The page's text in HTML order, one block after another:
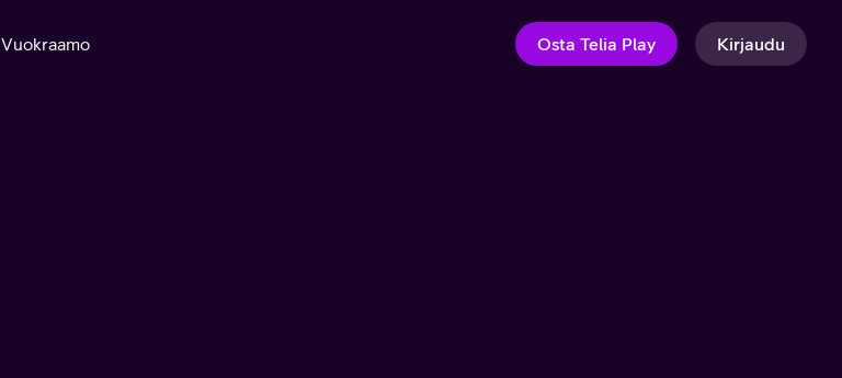
Vuokraamo Osta Telia Play Kirjaudu